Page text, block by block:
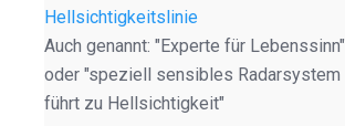
Hellsichtigkeitslinie
Auch genannt: "Experte für Lebenssinn"
oder "speziell sensibles Radarsystem
führt zu Hellsichtigkeit"